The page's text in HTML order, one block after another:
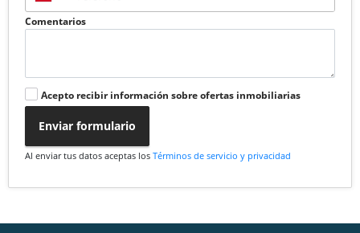
Comentarios
Acepto recibir información sobre ofertas inmobiliarias
Enviar formulario
Al enviar tus datos aceptas los Términos de servicio y privacidad